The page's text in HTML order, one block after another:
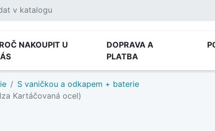
NAKOUPIT U
DOPRAVA A
PLATBA
S vaničkou a odkapem + baterie
Kartáčovaná ocel)